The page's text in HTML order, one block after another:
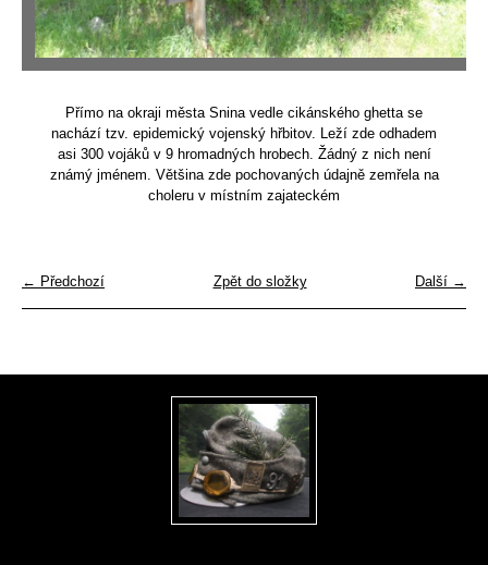
Přímo na okraji města Snina vedle cikánského ghetta se
nachází tzv. epidemický vojenský hřbitov. Leží zde odhadem
asi 300 vojáků v 9 hromadných hrobech. Žádný z nich není
známý jménem. Většina zde pochovaných údajně zemřela na
choleru v místním zajateckém
← Předchozí Další →
Zpět do složky